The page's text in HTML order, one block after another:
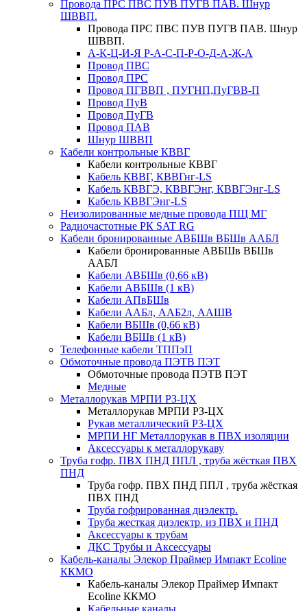
Провода ПРС ПВС ПУВ ПУГВ ПАВ. Шнур
ШВВП.
Провода ПРС ПВС ПУВ ПУГВ ПАВ. Шнур
ШВВП.
А-К-Ц-И-Я Р-А-С-П-Р-О-Д-А-Ж-А
Провод ПВС
Провод ПРС
Провод ПГВВП , ПУГНП,ПуГВВ-П
Провод ПуВ
Провод ПуГВ
Провод ПАВ
Шнур ШВВП
Кабели контрольные КВВГ
Кабели контрольные КВВГ
Кабель КВВГ, КВВГнг-LS
Кабель КВВГЭ, КВВГЭнг, КВВГЭнг-LS
Кабель КВВГЭнг-LS
Неизолированные медные провода ПЩ МГ
Радиочастотные РК SAT RG
Кабели бронированные АВБШв ВБШв ААБЛ
Кабели бронированные АВБШв ВБШв
ААБЛ
Кабели АВБШв (0,66 кВ)
Кабели АВБШв (1 кВ)
Кабели АПвБШв
Кабели ААБл, ААБ2л, ААШВ
Кабели ВБШв (0,66 кВ)
Кабели ВБШв (1 кВ)
Телефонные кабели ТППэП
Обмоточные провода ПЭТВ ПЭТ
Обмоточные провода ПЭТВ ПЭТ
Медные
Металлорукав МРПИ РЗ-ЦХ
Металлорукав МРПИ РЗ-ЦХ
Рукав металлический Р3-ЦХ
МРПИ НГ Металлорукав в ПВХ изоляции
Аксессуары к металлорукаву
Труба гофр. ПВХ ПНД ППЛ , труба жёсткая ПВХ
ПНД
Труба гофр. ПВХ ПНД ППЛ , труба жёсткая
ПВХ ПНД
Труба гофрированная диэлектр.
Труба жесткая диэлектр. из ПВХ и ПНД
Аксессуары к трубам
ДКС Трубы и Аксессуары
Кабель-каналы Элекор Праймер Импакт Ecoline
ККМО
Кабель-каналы Элекор Праймер Импакт
Ecoline ККМО
Кабельные каналы